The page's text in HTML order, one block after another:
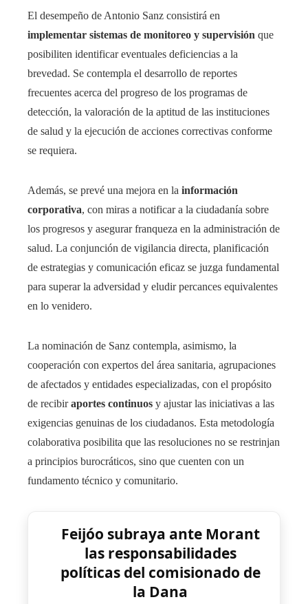
El desempeño de Antonio Sanz consistirá en
implementar sistemas de monitoreo y supervisión que
posibiliten identificar eventuales deficiencias a la
brevedad. Se contempla el desarrollo de reportes
frecuentes acerca del progreso de los programas de
detección, la valoración de la aptitud de las instituciones
de salud y la ejecución de acciones correctivas conforme
se requiera.
Además, se prevé una mejora en la información
corporativa, con miras a notificar a la ciudadanía sobre
los progresos y asegurar franqueza en la administración de
salud. La conjunción de vigilancia directa, planificación
de estrategias y comunicación eficaz se juzga fundamental
para superar la adversidad y eludir percances equivalentes
en lo venidero.
La nominación de Sanz contempla, asimismo, la
cooperación con expertos del área sanitaria, agrupaciones
de afectados y entidades especializadas, con el propósito
de recibiraportes continuos y ajustar las iniciativas a las
exigencias genuinas de los ciudadanos. Esta metodología
colaborativa posibilita que las resoluciones no se restrinjan
a principios burocráticos, sino que cuenten con un
fundamento técnico y comunitario.
Feijóo subraya ante Morant
las responsabilidades
políticas del comisionado de
la Dana